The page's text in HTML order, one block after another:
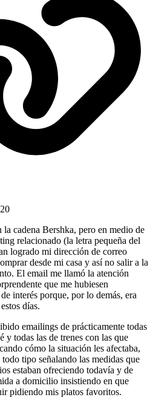
cadena Bershka, pero en medio de
relacionado (la letra pequeña del
logrado mi dirección de correo
desde mi casa y así no salir a la
El email me llamó la atención
que me hubiesen
interés porque, por lo demás, era
días.
emailings de prácticamente todas
y todas las de trenes con las que
cómo la situación les afectaba,
tipo señalando las medidas que
estaban ofreciendo todavía y de
a domicilio insistiendo en que
pidiendo mis platos favoritos.